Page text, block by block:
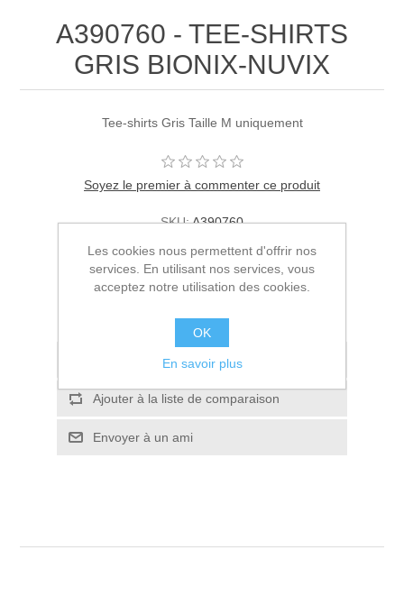
A390760 - TEE-SHIRTS
GRIS BIONIX-NUVIX
Tee-shirts Gris Taille M uniquement
Soyez le premier à commenter ce produit
SKU:A390760
13,00€ HT
Ajouter à la liste de souhait
Ajouter à la liste de comparaison
Envoyer à un ami
Les cookies nous permettent d'offrir nos
services. En utilisant nos services, vous
acceptez notre utilisation des cookies.
OK
En savoir plus